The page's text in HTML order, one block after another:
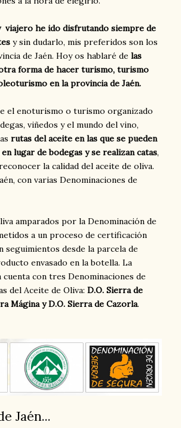
viajero he ido disfrutando siempre de
y sin dudarlo, mis preferidos son los
de Jaén. Hoy os hablaré de las
forma de hacer turismo, turismo
en la provincia de Jaén.
el enoturismo o turismo organizado
viñedos y el mundo del vino,
rutas del aceite en las que se pueden
lugar de bodegas y se realizan catas,
la calidad del aceite de oliva.
con varias Denominaciones de
amparados por la Denominación de
a un proceso de certificación
seguimientos desde la parcela de
envasado en la botella. La
cuenta con tres Denominaciones de
del Aceite de Oliva: D.O. Sierra de
Mágina y D.O. Sierra de Cazorla.
Jaén...